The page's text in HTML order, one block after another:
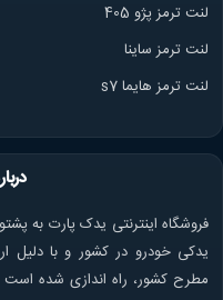
لنت ترمز پژو 405
لنت ترمز ساینا
لنت ترمز هایما s7
فروشگاه اینترنتی یدک پارت به
یدکی خودرو در کشور و با دلیل
مطرح کشور، راه اندازی شده است